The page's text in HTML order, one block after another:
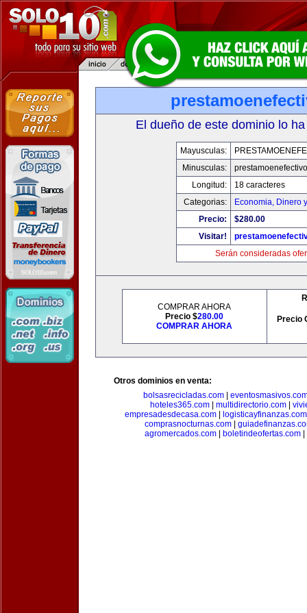
El dueño de este dominio lo
Mayusculas:
Minusculas:
Longitud:
18 caracteres
Categorias:
Economia, Dinero
Precio:
$280.00
Visitar!
Serán consideradas
COMPRAR AHORA
Precio $280.00
COMPRAR AHORA
Precio
Otros dominios en venta:
bolsasrecicladas.com|
hoteles365.com
multidirectorio.com
empresadesdecasa.com
logisticayfinanzas.com
comprasnocturnas.com
agromercados.com
boletindeofertas.com